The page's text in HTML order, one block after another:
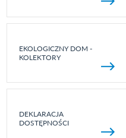
EKOLOGICZNY DOM -
KOLEKTORY
DEKLARACJA
DOSTĘPNOŚCI